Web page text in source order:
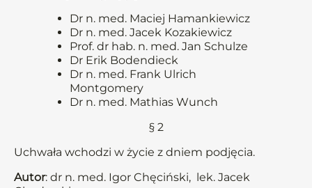
Dr n. med. Maciej Hamankiewicz
Dr n. med. Jacek Kozakiewicz
Prof. dr hab. n. med. Jan Schulze
Dr Erik Bodendieck
Dr n. med. Frank Ulrich
Montgomery
Dr n. med. Mathias Wunch
§ 2
Uchwała wchodzi w życie z dniem podjęcia.
Autor: dr n. med. Igor Chęciński, lek. Jacek